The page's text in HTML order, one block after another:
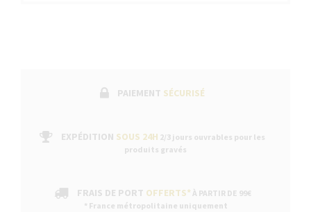
PAIEMENT SÉCURISÉ
EXPÉDITION SOUS 24H 2/3 jours ouvrables pour les
produits gravés
FRAIS DE PORT OFFERTS* À PARTIR DE 99€
* France métropolitaine uniquement